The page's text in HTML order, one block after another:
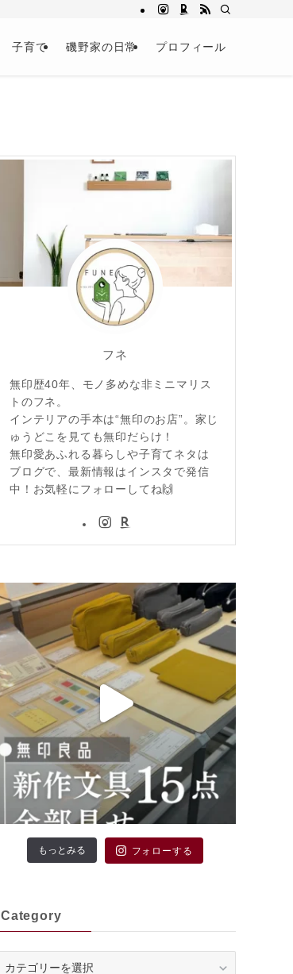
子育て 磯野家の日常 プロフィール
フネ
無印歴40年、モノ多めな非ミニマリス
トのフネ。
インテリアの手本は“無印のお店”。家じ
ゅうどこを見ても無印だらけ！
無印愛あふれる暮らしや子育てネタは
ブログで、最新情報はインスタで発信
中！お気軽にフォローしてね🙌
もっとみる フォローする
Category